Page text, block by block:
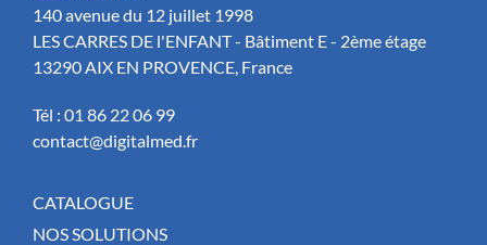
140 avenue du 12 juillet 1998
LES CARRES DE l'ENFANT - Bâtiment E - 2ème étage
13290 AIX EN PROVENCE, France
Tél : 01 86 22 06 99
contact@digitalmed.fr
CATALOGUE
NOS SOLUTIONS